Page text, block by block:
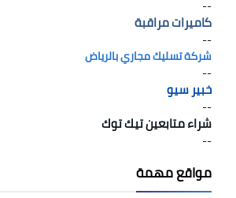
--
كاميرات مراقبة
--
شركة تسليك مجاري بالرياض
--
خبير سيو
--
شراء متابعين تيك توك
--
مواقع مهمة